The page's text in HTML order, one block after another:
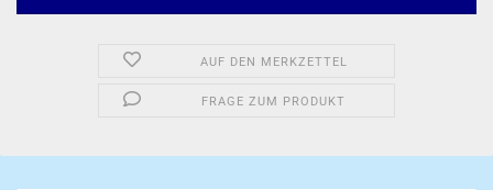
AUF DEN MERKZETTEL
FRAGE ZUM PRODUKT